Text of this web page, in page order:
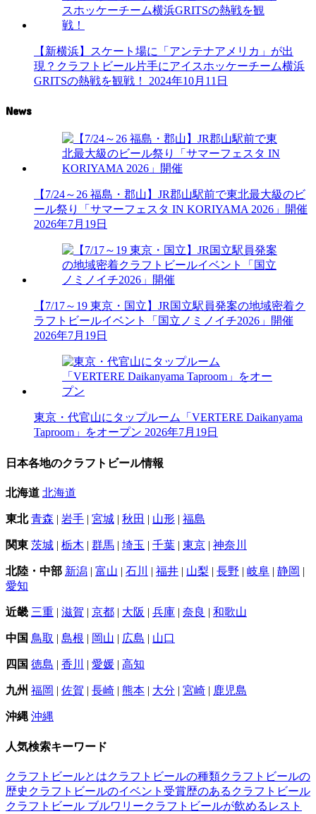
【新横浜】スケート場に「アンテナアメリカ」が出
現？クラフトビール片手にアイスホッケーチーム横浜
GRITSの熱戦を観戦！
2024年10月11日
News
【7/24～26 福島・郡山】JR郡山駅前で東北最大級のビ
ール祭り「サマーフェスタ IN KORIYAMA 2026」開催
2026年7月19日
【7/17～19 東京・国立】JR国立駅員発案の地域密着ク
ラフトビールイベント「国立ノミノイチ2026」開催
2026年7月19日
東京・代官山にタップルーム「VERTERE Daikanyama
Taproom」をオープン 2026年7月19日
日本各地のクラフトビール情報
北海道 北海道
東北 青森 | 岩手 | 宮城 | 秋田 | 山形 | 福島
関東 茨城 | 栃木 | 群馬 | 埼玉 | 千葉 | 東京 | 神奈川
北陸・中部 新潟 | 富山 | 石川 | 福井 | 山梨 | 長野 | 岐阜 | 静岡 |
愛知
近畿 三重 | 滋賀 | 京都 | 大阪 | 兵庫 | 奈良 | 和歌山
中国 鳥取 | 島根 | 岡山 | 広島 | 山口
四国 徳島 | 香川 | 愛媛 | 高知
九州 福岡 | 佐賀 | 長崎 | 熊本 | 大分 | 宮崎 | 鹿児島
沖縄 沖縄
人気検索キーワード
クラフトビールとはクラフトビールの種類クラフトビールの
歴史 クラフトビールのイベント 受賞歴のあるクラフトビール
クラフトビール ブルワリークラフトビールが飲めるレスト